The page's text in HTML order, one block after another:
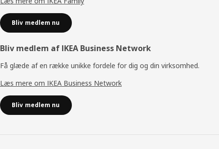
Bliv medlem nu
Bliv medlem af IKEA Business Network
Få glæde af en række unikke fordele for dig og din virksomhed.
Læs mere om IKEA Business Network
Bliv medlem nu